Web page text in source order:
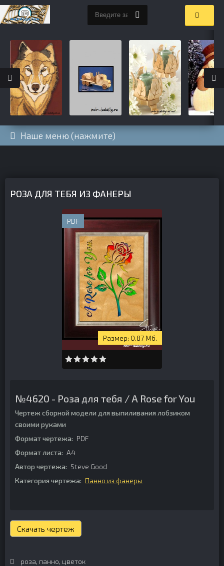
Наше меню (нажмите)
РОЗА ДЛЯ ТЕБЯ ИЗ ФАНЕРЫ
PDF
0.87 Мб.
№4620 - Роза для тебя / A Rose for You
Чертеж сборной модели для выпиливания лобзиком
своими руками
Формат чертежа: PDF
Формат листа: А4
Автор чертежа: Steve Good
Категория чертежа: Панно из фанеры
Скачать чертеж
роза, панно, цветок